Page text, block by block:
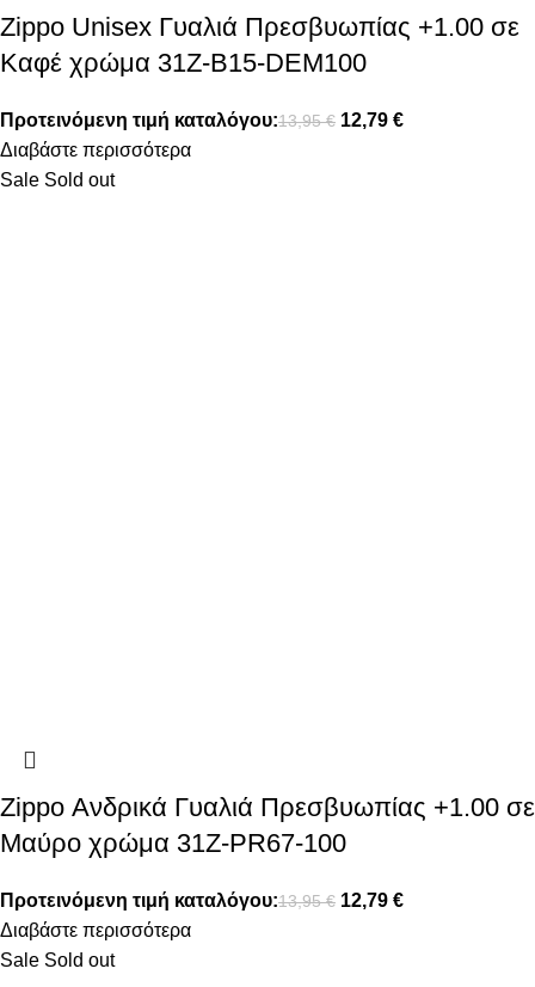
Zippo Unisex Γυαλιά Πρεσβυωπίας +1.00 σε
Καφέ χρώμα 31Z-B15-DEM100
Προτεινόμενη τιμή καταλόγου:13,95€ 12,79 €
Διαβάστε περισσότερα
Sale Sold out
Zippo Ανδρικά Γυαλιά Πρεσβυωπίας +1.00 σε
Μαύρο χρώμα 31Z-PR67-100
Προτεινόμενη τιμή καταλόγου:13,95€ 12,79 €
Διαβάστε περισσότερα
Sale Sold out